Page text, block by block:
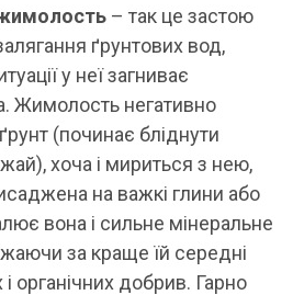
– так це застою
ґрунтових вод,
у неї загниває
Жимолость негативно
(починає бліднути
хоча і мириться з нею,
на важкі глини або
вона і сильне мінеральне
за краще їй середні
органічних добрив. Гарно